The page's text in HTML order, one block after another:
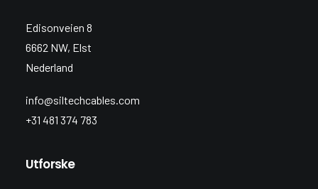
Edisonveien 8
6662 NW, Elst
Nederland
info@siltechcables.com
+31 481 374 783
Utforske